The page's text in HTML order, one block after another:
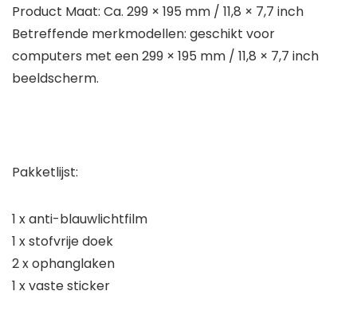
Product Maat: Ca. 299 × 195 mm / 11,8 × 7,7 inch
Betreffende merkmodellen: geschikt voor
computers met een 299 × 195 mm / 11,8 × 7,7 inch
beeldscherm.
Pakketlijst:
1 x anti-blauwlichtfilm
1 x stofvrije doek
2 x ophanglaken
1 x vaste sticker